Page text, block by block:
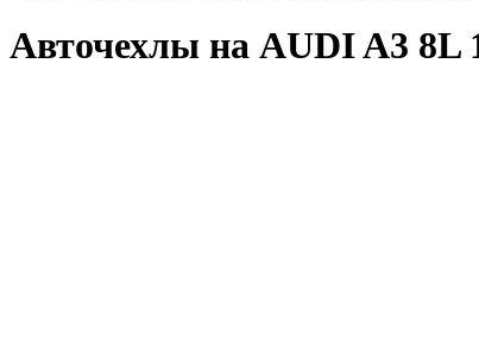
Авточехлы на AUDI A3 8L